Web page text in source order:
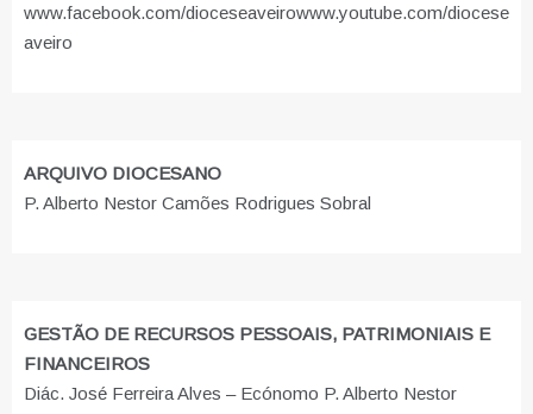
www.facebook.com/dioceseaveirowww.youtube.com/diocese
aveiro
ARQUIVO DIOCESANO
P. Alberto Nestor Camões Rodrigues Sobral
GESTÃO DE RECURSOS PESSOAIS, PATRIMONIAIS E
FINANCEIROS
Diác. José Ferreira Alves – Ecónomo P. Alberto Nestor